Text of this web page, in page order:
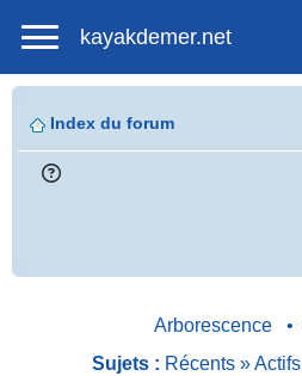
kayakdemer.net
Index du forum
Arborescence •
Sujets : Récents »Actifs